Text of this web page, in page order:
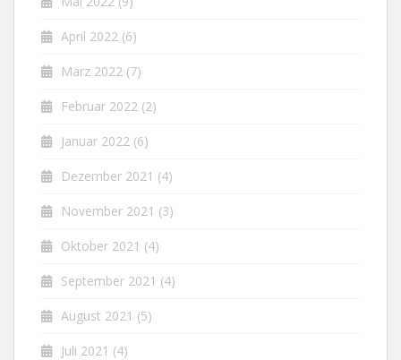
April 2022 (6)
März 2022 (7)
Februar 2022 (2)
Januar 2022 (6)
Dezember 2021 (4)
November 2021 (3)
Oktober 2021 (4)
September 2021 (4)
August 2021 (5)
Juli 2021 (4)